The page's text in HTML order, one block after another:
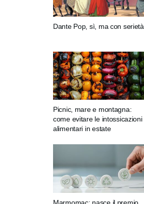
Dante Pop, sì, ma con serietà
Picnic, mare e montagna:
come evitare le intossicazioni
alimentari in estate